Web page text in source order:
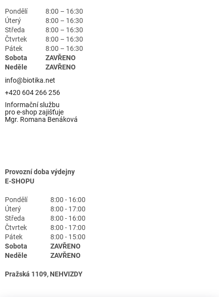
Pondělí
8:00 – 16:30
Úterý
8:00 – 16:30
Středa
8:00 – 16:30
Čtvrtek
8:00 – 16:30
Pátek
8:00 – 16:30
Sobota
ZAVŘENO
Neděle
ZAVŘENO
info@biotika.net
+420 604 266 256
Informační službu
pro e-shop zajišťuje
Mgr. Romana Benáková
Provozní doba výdejny
E-SHOPU
Pondělí
8:00 - 16:00
Úterý
8:00 - 17:00
Středa
8:00 - 16:00
Čtvrtek
8:00 - 17:00
Pátek
8:00 - 15:00
Sobota
ZAVŘENO
Neděle
ZAVŘENO
Pražská 1109, NEHVIZDY